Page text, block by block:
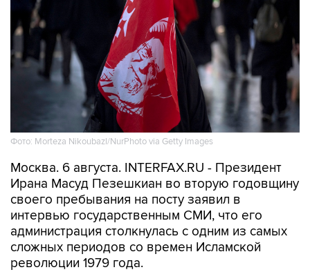
Фото: Morteza Nikoubazl/NurPhoto via Getty Images
Москва. 6 августа. INTERFAX.RU - Президент
Ирана Масуд Пезешкиан во вторую годовщину
своего пребывания на посту заявил в
интервью государственным СМИ, что его
администрация столкнулась с одним из самых
сложных периодов со времен Исламской
революции 1979 года.